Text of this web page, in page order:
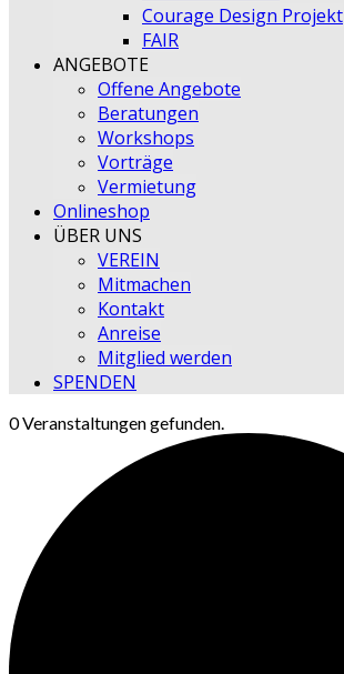
Courage Design Projekt
FAIR
ANGEBOTE
Offene Angebote
Beratungen
Workshops
Vorträge
Vermietung
Onlineshop
ÜBER UNS
VEREIN
Mitmachen
Kontakt
Anreise
Mitglied werden
SPENDEN
0 Veranstaltungen gefunden.